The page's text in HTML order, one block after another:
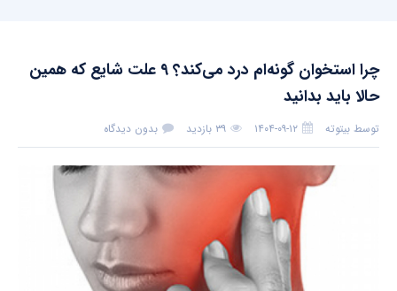
چرا استخوان گونه‌ام درد می‌کند؟ ۹ علت شایع که همین
حالا باید بدانید
توسط بیتوته ۱۴۰۴-۰۹-۱۲ ۳۹ بازدید بدون دیدگاه